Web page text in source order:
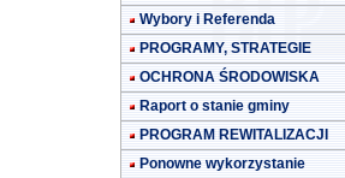
Wybory i Referenda
PROGRAMY, STRATEGIE
OCHRONA ŚRODOWISKA
Raport o stanie gminy
PROGRAM REWITALIZACJI
Ponowne wykorzystanie